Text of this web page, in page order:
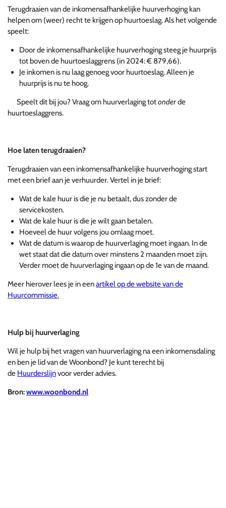
Terugdraaien van de inkomensafhankelijke huurverhoging kan
helpen om (weer) recht te krijgen op huurtoeslag. Als het volgende
speelt:
Door de inkomensafhankelijke huurverhoging steeg je huurprijs
tot boven de huurtoeslaggrens (in 2024: € 879,66).
Je inkomen is nu laag genoeg voor huurtoeslag. Alleen je
huurprijs is nu te hoog.
Speelt dit bij jou? Vraag om huurverlaging totonderde
huurtoeslaggrens.
Hoe laten terugdraaien?
Terugdraaien van een inkomensafhankelijke huurverhoging start
met een brief aan je verhuurder. Vertel in je brief:
Wat de kale huur is die je nu betaalt, dus zonder de
servicekosten.
Wat de kale huur is die je wilt gaan betalen.
Hoeveel de huur volgens jou omlaag moet.
Wat de datum is waarop de huurverlaging moet ingaan. In de
wet staat dat die datum over minstens 2 maanden moet zijn.
Verder moet de huurverlaging ingaan op de 1e van de maand.
Meer hierover lees je in eenartikel op de website van de
Huurcommissie.
Hulp bij huurverlaging
Wil je hulp bij het vragen van huurverlaging na een inkomensdaling
en ben je lid van de Woonbond? Je kunt terecht bij
de Huurderslijnvoor verder advies.
Bron:www.woonbond.nl